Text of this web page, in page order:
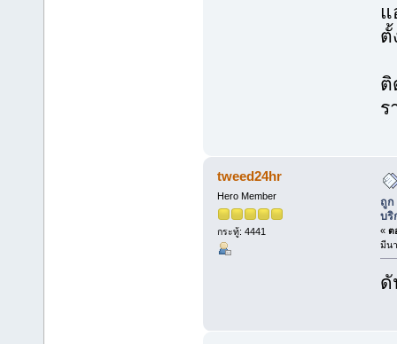
แ
ตั้
ติ
ร
tweed24hr
Hero Member
กระทู้: 4441
ถูก
บริ
« ต
มีน
ดั